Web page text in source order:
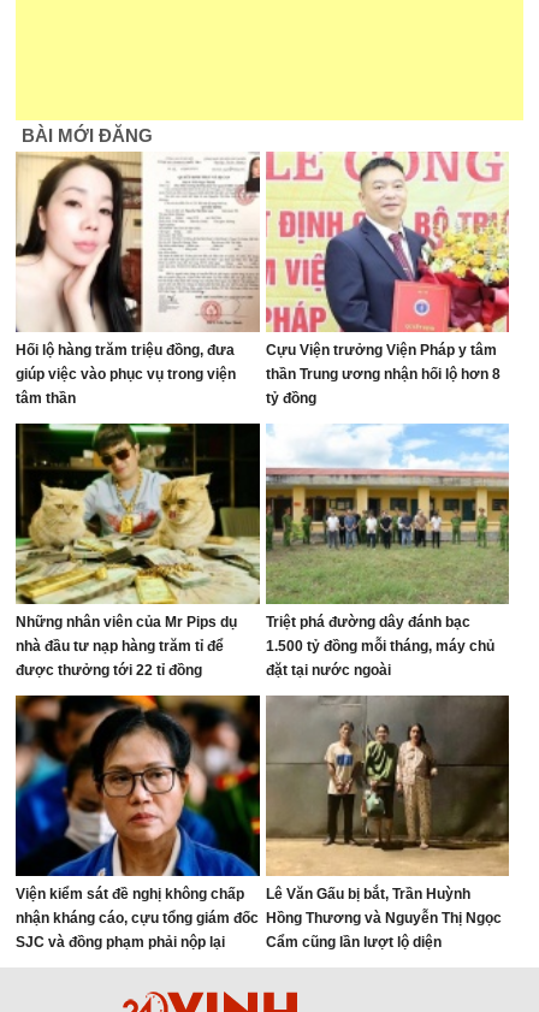
BÀI MỚI ĐĂNG
Hối lộ hàng trăm triệu đồng, đưa
giúp việc vào phục vụ trong viện
tâm thần
Cựu Viện trưởng Viện Pháp y tâm
thần Trung ương nhận hối lộ hơn 8
tỷ đồng
Những nhân viên của Mr Pips dụ
nhà đầu tư nạp hàng trăm tỉ để
được thưởng tới 22 tỉ đồng
Triệt phá đường dây đánh bạc
1.500 tỷ đồng mỗi tháng, máy chủ
đặt tại nước ngoài
Viện kiểm sát đề nghị không chấp
nhận kháng cáo, cựu tổng giám đốc
SJC và đồng phạm phải nộp lại
17.758 lượng vàng
Lê Văn Gấu bị bắt, Trần Huỳnh
Hồng Thương và Nguyễn Thị Ngọc
Cẩm cũng lần lượt lộ diện